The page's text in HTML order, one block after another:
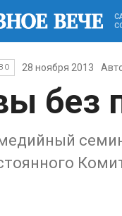
28 ноября 2013
без